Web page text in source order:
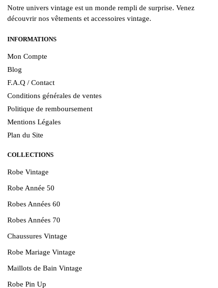
Notre univers vintage est un monde rempli de surprise. Venez
découvrir nos vêtements et accessoires vintage.
INFORMATIONS
Mon Compte
Blog
F.A.Q / Contact
Conditions générales de ventes
Politique de remboursement
Mentions Légales
Plan du Site
COLLECTIONS
Robe Vintage
Robe Année 50
Robes Années 60
Robes Années 70
Chaussures Vintage
Robe Mariage Vintage
Maillots de Bain Vintage
Robe Pin Up